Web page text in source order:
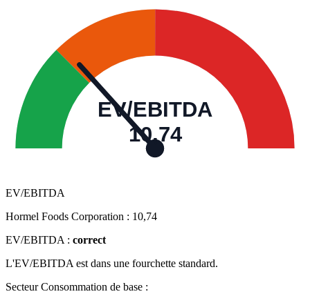
EV/EBITDA
10,74
EV/EBITDA
Hormel Foods Corporation : 10,74
EV/EBITDA : correct
L'EV/EBITDA est dans une fourchette standard.
Secteur Consommation de base :